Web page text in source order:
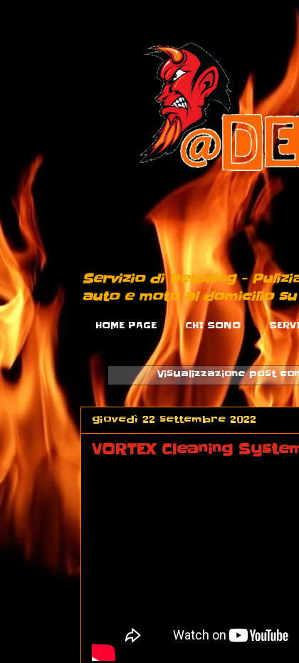
Servizio di Detailing -
auto e moto al domicilio su
HOME PAGE CHI SONO
Visualizzazione post
giovedì 22 settembre 2022
VORTEX Cleaning